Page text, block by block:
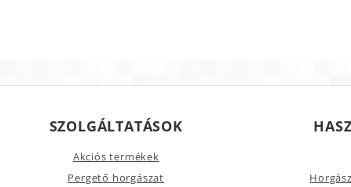
SZOLGÁLTATÁSOK
Akciós termékek
Pergető horgászat